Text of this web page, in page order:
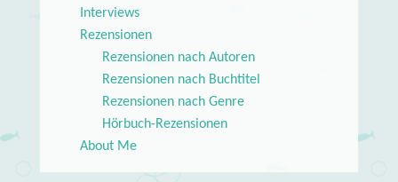
Interviews
Rezensionen
Rezensionen nach Autoren
Rezensionen nach Buchtitel
Rezensionen nach Genre
Hörbuch-Rezensionen
About Me